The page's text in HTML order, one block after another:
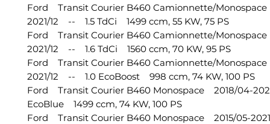
Ford Transit Courier B460 Camionnette/
2021/12 -- 1.5 TdCi 1499 ccm, 55 KW, 75 PS
Ford Transit Courier B460 Camionnette/
2021/12 -- 1.6 TdCi 1560 ccm, 70 KW, 95 PS
Ford Transit Courier B460 Camionnette/
2021/12 -- 1.0 EcoBoost 998 ccm, 74 KW, 100 PS
Ford Transit Courier B460 Monospace 2018/04-
EcoBlue 1499 ccm, 74 KW, 100 PS
Ford Transit Courier B460 Monospace 2015/05-